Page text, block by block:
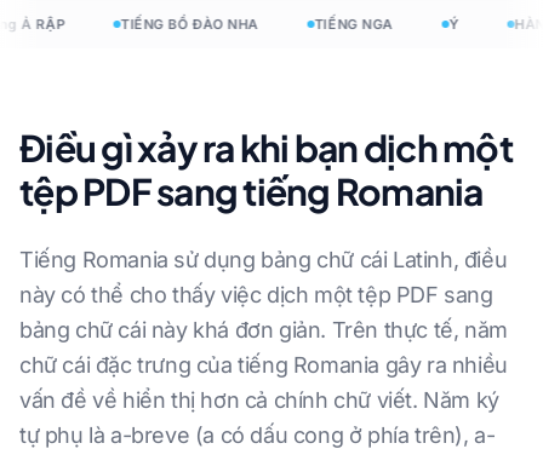
Ả RẬP TIẾNG BỒ ĐÀO NHA TIẾNG NGA Ý HÀN
Điều gì xảy ra khi bạn dịch một
tệp PDF sang tiếng Romania
Tiếng Romania sử dụng bảng chữ cái Latinh, điều
này có thể cho thấy việc dịch một tệp PDF sang
bảng chữ cái này khá đơn giản. Trên thực tế, năm
chữ cái đặc trưng của tiếng Romania gây ra nhiều
vấn đề về hiển thị hơn cả chính chữ viết. Năm ký
tự phụ là a-breve (a có dấu cong ở phía trên), a-